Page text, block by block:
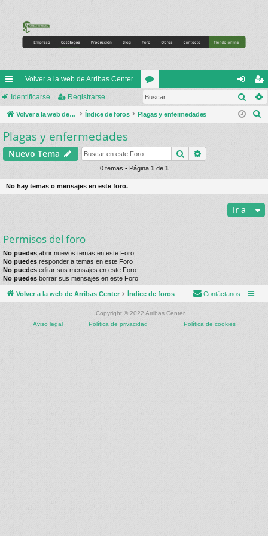
nl
ac
es
rá
do
Volver a la web de Arribas Center
or
os
de
nti
eg
ist
Identificarse Registrarse
Volver a la web de Arribas Center Índice de foros Plagas y enfermedades
r
Plagas y enfermedades
Nuevo Tema Buscar
0 temas • Página 1de 1
No hay temas o mensajes en este foro.
Ir a
Permisos del foro
No puedes abrir nuevos temas en este Foro
No puedes responder a temas en este Foro
No puedes editar sus mensajes en este Foro
No puedes borrar sus mensajes en este Foro
Volver a la web de Arribas Center Índice de foros Contáctanos
Copyright © 2022 Arribas Center
Aviso legal
Política de privacidad Política de cookies